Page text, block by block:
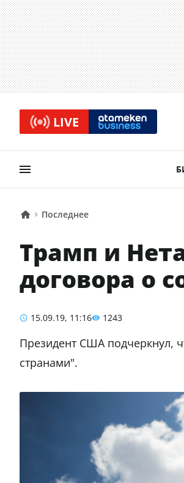
LIVE
Последнее
Трамп и
договора о
15.09.19, 11:16 1243
Президент США подчеркнул,
странами".